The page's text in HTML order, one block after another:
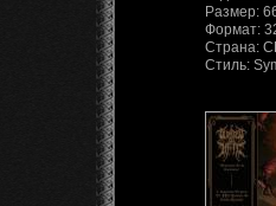
Размер:
Формат:
Страна:
Стиль: